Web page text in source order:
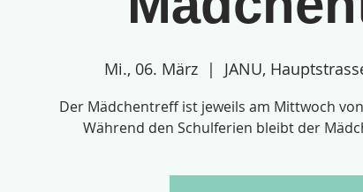
Mi., 06. März
  |
JANU,
Der Mädchentreff ist jeweils am Mittwoch
Während den Schulferien bleibt der